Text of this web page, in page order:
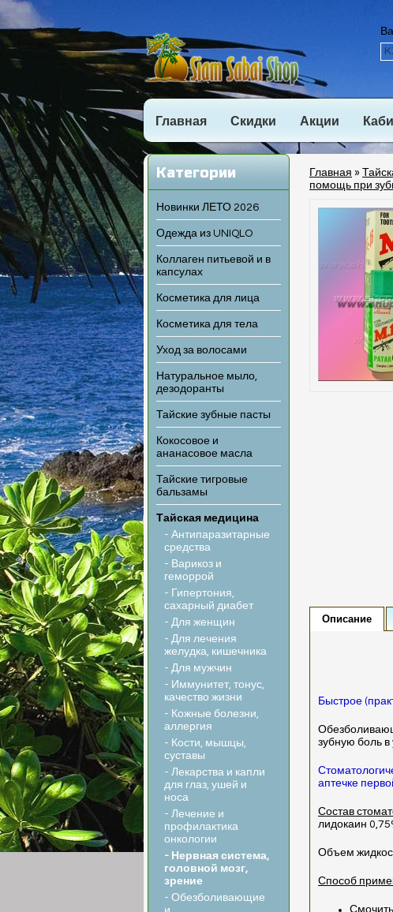
Главная Скидки Акции
Категории
Новинки ЛЕТО 2026
Одежда из UNIQLO
Коллаген питьевой и в
капсулах
Косметика для лица
Косметика для тела
Уход за волосами
Натуральное мыло,
дезодоранты
Тайские зубные пасты
Кокосовое и
ананасовое масла
Тайские тигровые
бальзамы
Тайская медицина
- Антипаразитарные
средства
- Варикоз и
геморрой
- Гипертония,
сахарный диабет
- Для женщин
- Для лечения
желудка, кишечника
- Для мужчин
- Иммунитет, тонус,
качество жизни
- Кожные болезни,
аллергия
- Кости, мышцы,
суставы
- Лекарства и капли
для глаз, ушей и
носа
- Лечение и
профилактика
онкологии
- Нервная система,
головной мозг,
зрение
- Обезболивающие
Главная »
помощь при
Описание
Быстрое
зубную боль в
аптечке
Состав
лидокаин
Объем
Способ